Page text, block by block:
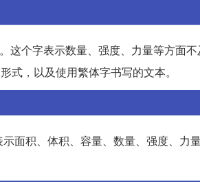
这个字表示数量、强度、力量等方面
式，以及使用繁体字书写的文本。
面积、体积、容量、数量、强度、力